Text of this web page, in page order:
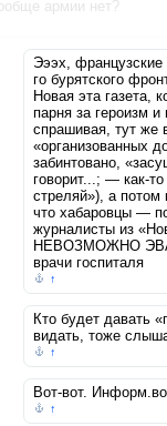
армии нет?
Эээх,
го бурятского
Новая эта газета,
парня за героизм
спрашивая, тут же
«организованных
забинтовано,
говорит...; — как-
стреляй»), а потом
что хабаровцы —
журналисты из
НЕВОЗМОЖНО
врачи госпиталя
↑
Кто будет давать
видать, тоже
↑
Вот-вот.
↑